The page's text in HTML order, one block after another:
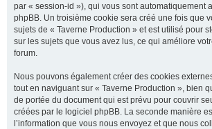
par « session-id »), qui vous sont automatiquement
phpBB. Un troisième cookie sera créé une fois que
sujets de « Taverne Production » et est utilisé pour
sur les sujets que vous avez lus, ce qui améliore
forum.
Nous pouvons également créer des cookies
tout en naviguant sur « Taverne Production », bien
de portée du document qui est prévu pour couvrir
créées par le logiciel phpBB. La seconde manière
l’information que vous nous envoyez et que nous